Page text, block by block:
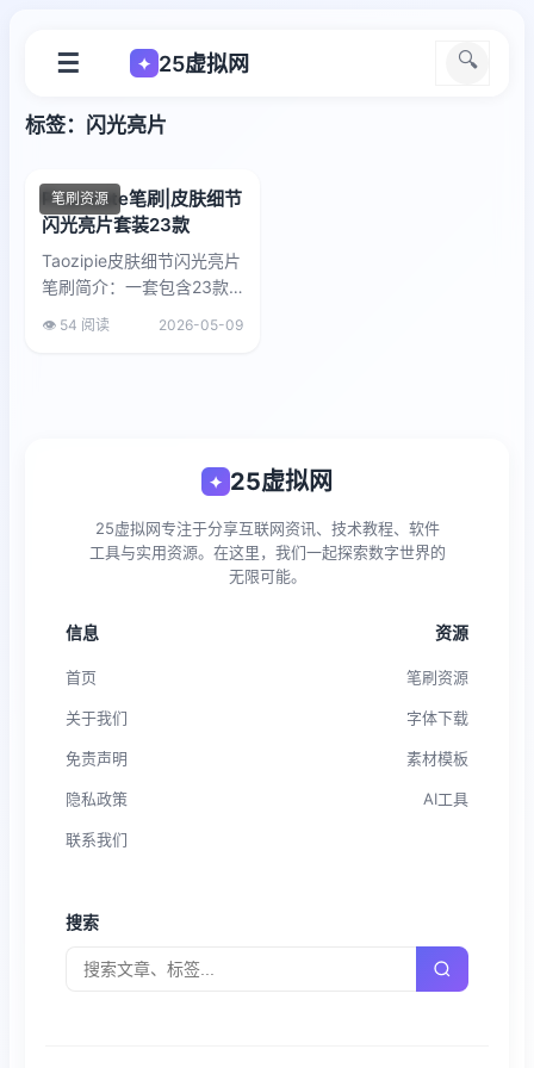
☰ ✦ 25虚拟网 🔍
标签：闪光亮片
笔刷资源
Procreate笔刷|皮肤细节
闪光亮片套装23款
Taozipie皮肤细节闪光亮片
笔刷简介：一套包含23款
Procreate笔刷，专为绘制
👁️ 54 阅读 2026-05-09
✦ 25虚拟网
25虚拟网专注于分享互联网资讯、技术教程、软件
工具与实用资源。在这里，我们一起探索数字世界的
无限可能。
信息
首页
关于我们
免责声明
隐私政策
联系我们
资源
笔刷资源
字体下载
素材模板
AI工具
搜索